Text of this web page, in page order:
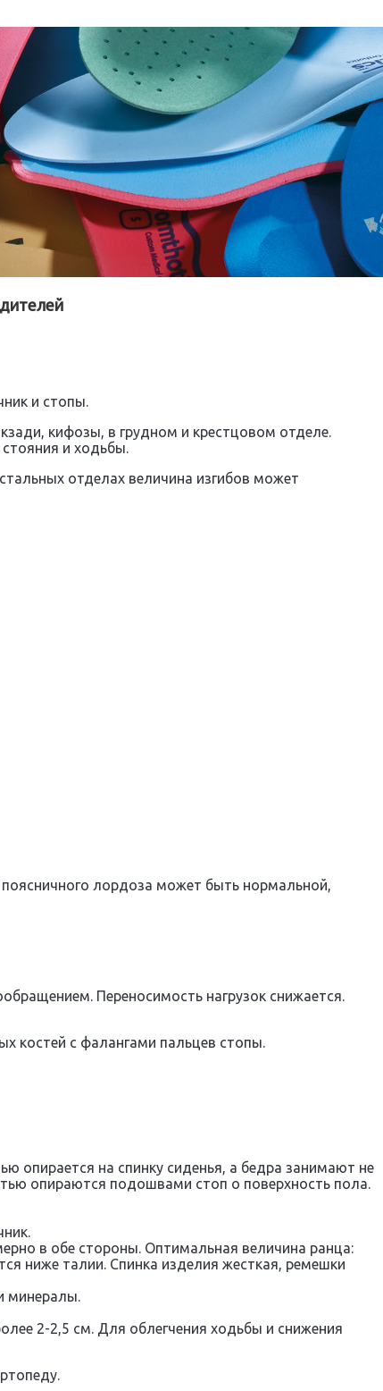
и стопы.
кифозы, в грудном и крестцовом отделе.
и ходьбы.
отделах величина изгибов может
поясничного лордоза может быть нормальной,
Переносимость нагрузок снижается.
костей с фалангами пальцев стопы.
опирается на спинку сиденья, а бедра занимают не
опираются подошвами стоп о поверхность пола.
в обе стороны. Оптимальная величина ранца:
ниже талии. Спинка изделия жесткая, ремешки
минералы.
2-2,5 см. Для облегчения ходьбы и снижения